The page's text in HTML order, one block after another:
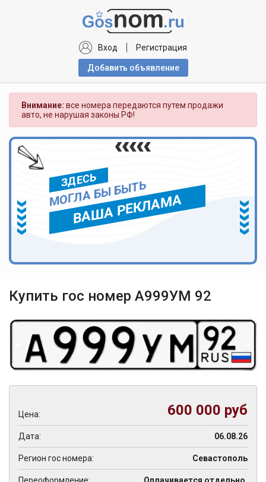
Вход Регистрация
Добавить объявлениe
Внимание: все номера передаются путем продажи
авто, не нарушая законы РФ!
ЗДЕСЬ
МОГЛА БЫ БЫТЬ
ВАША РЕКЛАМА
Купить гос номер А999УМ 92
Цена: 600 000 руб
Дата: 06.08.26
Регион гос номера: Севастополь
Переоформление: Оплачивается отдельно.